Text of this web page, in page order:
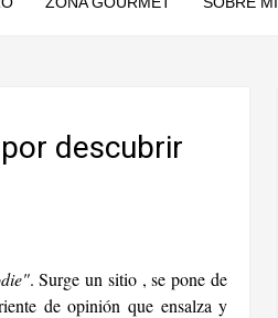
descubrir
. Surge un sitio , se pone de
de opinión que ensalza y